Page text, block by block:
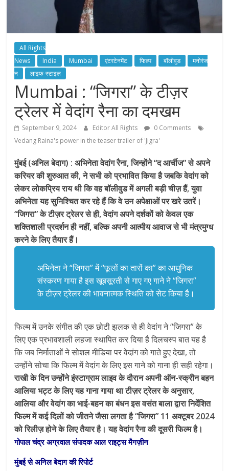
All Rights
News
India Mumbai एंटरटेनमेंट फिल्म बॉलीवुड
मनोरंज
न
लाइफ-स्टाइल
Mumbai : “जिगरा” के टीज़र
ट्रेलर में वेदांग रैना का दमखम
September 9, 2024 Editor All Rights
0 Comments
Vedang Raina's power in the teaser trailer of 'Jigra'
मुंबई (अनिल बेदाग) : अभिनेता वेदांग रैना, जिन्होंने “द आर्चीज” से अपने
करियर की शुरुआत की, ने सभी को प्रभावित किया है जबकि वेदांग को
लेकर लोकप्रिय राय थी कि वह बॉलीवुड में अगली बड़ी चीज़ हैं, युवा
अभिनेता यह सुनिश्चित कर रहे हैं कि वे उन अपेक्षाओं पर खरे उतरें।
“जिगरा” के टीज़र ट्रेलर से ही, वेदांग अपने दर्शकों को केवल एक
शक्तिशाली प्रदर्शन ही नहीं, बल्कि अपनी आत्मीय आवाज से भी मंत्रमुग्ध
करने के लिए तैयार हैं।
अभिनेता ने “जिगरा” में “फूलों का तारों का” का आधुनिक
संस्करण गाया है इस खूबसूरती से गाए गए गाने ने “जिगरा”
के टीज़र ट्रेलर की भावनात्मक स्थिति को सेट किया है।
फिल्म में उनके संगीत की एक छोटी झलक से ही वेदांग ने “जिगरा” के
लिए एक प्रभावशाली लहजा स्थापित कर दिया है दिलचस्प बात यह है
कि जब निर्माताओं ने सोशल मीडिया पर वेदांग को गाते हुए देखा, तो
उन्होंने सोचा कि फिल्म में वेदांग के लिए इस गाने को गाना ही सही रहेगा।
राखी के दिन उन्होंने इंस्टाग्राम लाइव के दौरान अपनी ऑन-स्क्रीन बहन
आलिया भट्ट के लिए यह गाना गाया था टीज़र ट्रेलर के अनुसार,
आलिया और वेदांग का भाई-बहन का बंधन इस वसंत बाला द्वारा निर्देशित
फिल्म में कई दिलों को जीतने जैसा लगता है “जिगरा” 11 अक्टूबर 2024
को रिलीज़ होने के लिए तैयार है। यह वेदांग रैना की दूसरी फिल्म है।
गोपाल चंद्र अग्रवाल संपादक आल राइट्स मैगज़ीन
मुंबई से अनिल बेदाग की रिपोर्ट